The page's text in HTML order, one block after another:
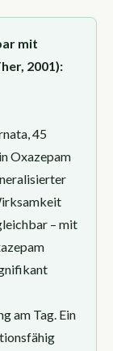
mit
2001):
45
Oxazepam
– mit
am Tag. Ein